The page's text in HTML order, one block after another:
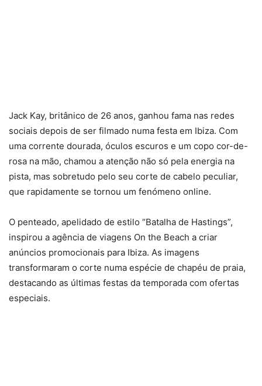
Jack Kay, britânico de 26 anos, ganhou fama nas redes
sociais depois de ser filmado numa festa em Ibiza. Com
uma corrente dourada, óculos escuros e um copo cor-de-
rosa na mão, chamou a atenção não só pela energia na
pista, mas sobretudo pelo seu corte de cabelo peculiar,
que rapidamente se tornou um fenómeno online.
O penteado, apelidado de estilo “Batalha de Hastings”,
inspirou a agência de viagens On the Beach a criar
anúncios promocionais para Ibiza. As imagens
transformaram o corte numa espécie de chapéu de praia,
destacando as últimas festas da temporada com ofertas
especiais.